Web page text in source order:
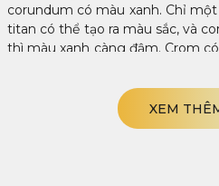
corundum có màu xanh. Chỉ
titan có thể tạo ra màu sắc, và
thì màu xanh càng đậm. Crom
Sapphire màu xanh lam và các
nhiều nguồn ngoại lai khác
Tanzania, Sri Lanka, Myanmar và
XEM